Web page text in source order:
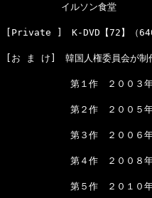
イルソン食堂
[Private ]　K-DVD【72】（
[お ま け]　韓国人権委員会が制
第１作　２００３年
第２作　２００５年
第３作　２００６年
第４作　２００８年
第５作　２０１０年